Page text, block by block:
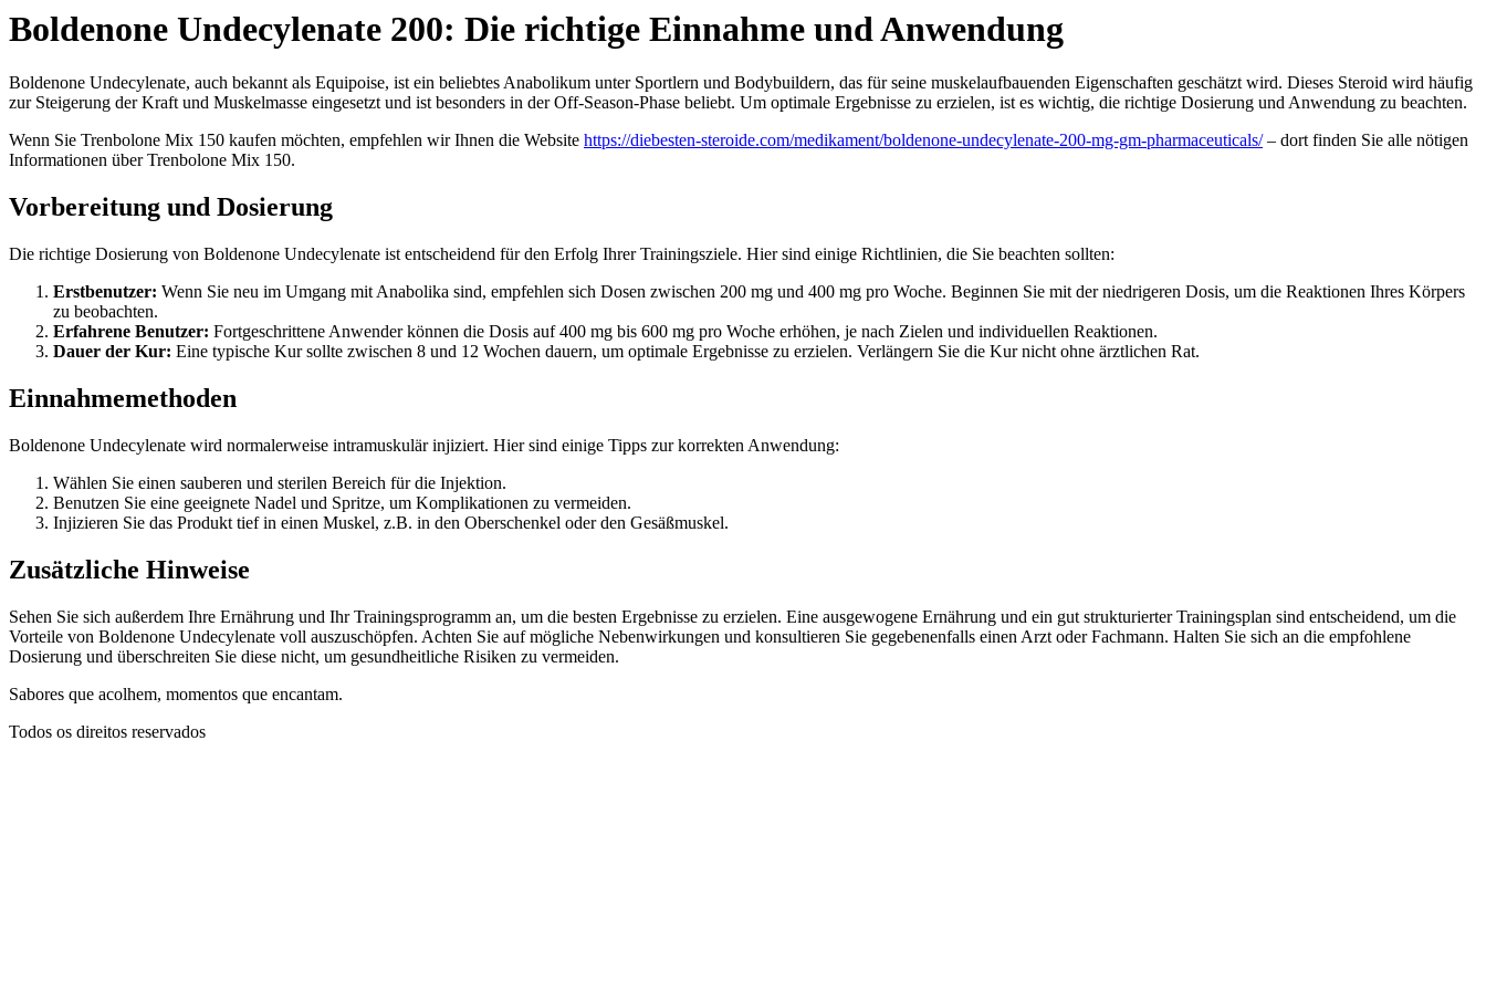
Boldenone Undecylenate 200: Die richtige Einnahme und Anwendung
Boldenone Undecylenate, auch bekannt als Equipoise, ist ein beliebtes Anabolikum unter Sportlern und Bodybuildern, das für seine muskelaufbauenden Eigenschaften geschätzt wird. Dieses Steroid wird häufig
zur Steigerung der Kraft und Muskelmasse eingesetzt und ist besonders in der Off-Season-Phase beliebt. Um optimale Ergebnisse zu erzielen, ist es wichtig, die richtige Dosierung und Anwendung zu beachten.
Wenn Sie Trenbolone Mix 150 kaufen möchten, empfehlen wir Ihnen die Website https://diebesten-steroide.com/medikament/boldenone-undecylenate-200-mg-gm-pharmaceuticals/– dort finden Sie alle nötigen
Informationen über Trenbolone Mix 150.
Vorbereitung und Dosierung
Die richtige Dosierung von Boldenone Undecylenate ist entscheidend für den Erfolg Ihrer Trainingsziele. Hier sind einige Richtlinien, die Sie beachten sollten:
Erstbenutzer: Wenn Sie neu im Umgang mit Anabolika sind, empfehlen sich Dosen zwischen 200 mg und 400 mg pro Woche. Beginnen Sie mit der niedrigeren Dosis, um die Reaktionen Ihres Körpers
zu beobachten.
Erfahrene Benutzer: Fortgeschrittene Anwender können die Dosis auf 400 mg bis 600 mg pro Woche erhöhen, je nach Zielen und individuellen Reaktionen.
Dauer der Kur: Eine typische Kur sollte zwischen 8 und 12 Wochen dauern, um optimale Ergebnisse zu erzielen. Verlängern Sie die Kur nicht ohne ärztlichen Rat.
Einnahmemethoden
Boldenone Undecylenate wird normalerweise intramuskulär injiziert. Hier sind einige Tipps zur korrekten Anwendung:
Wählen Sie einen sauberen und sterilen Bereich für die Injektion.
Benutzen Sie eine geeignete Nadel und Spritze, um Komplikationen zu vermeiden.
Injizieren Sie das Produkt tief in einen Muskel, z.B. in den Oberschenkel oder den Gesäßmuskel.
Zusätzliche Hinweise
Sehen Sie sich außerdem Ihre Ernährung und Ihr Trainingsprogramm an, um die besten Ergebnisse zu erzielen. Eine ausgewogene Ernährung und ein gut strukturierter Trainingsplan sind entscheidend, um die
Vorteile von Boldenone Undecylenate voll auszuschöpfen. Achten Sie auf mögliche Nebenwirkungen und konsultieren Sie gegebenenfalls einen Arzt oder Fachmann. Halten Sie sich an die empfohlene
Dosierung und überschreiten Sie diese nicht, um gesundheitliche Risiken zu vermeiden.
Sabores que acolhem, momentos que encantam.
Todos os direitos reservados